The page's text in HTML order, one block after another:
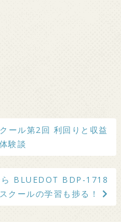
ール第2回 利回りと収益
験談
ら BLUEDOT BDP-1718
クールの学習も捗る！